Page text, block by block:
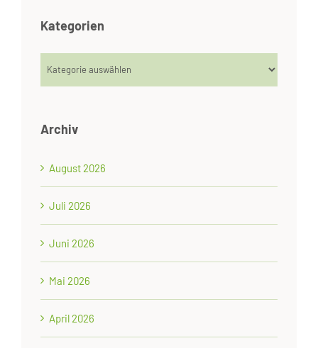
Kategorien
Kategorien
Archiv
August 2026
Juli 2026
Juni 2026
Mai 2026
April 2026